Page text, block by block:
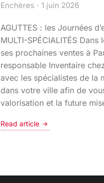
Enchères 1 juin 2026
AGUTTES : les Journées
MULTI-SPÉCIALITÉS
ses prochaines ventes à
responsable Inventaire
avec les spécialistes de la
dans votre ville afin de
valorisation et la future
Read article